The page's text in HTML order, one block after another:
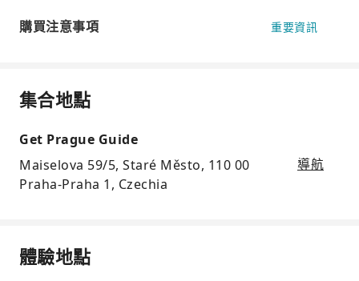
購買注意事項 重要資訊
集合地點
Get Prague Guide
Maiselova 59/5, Staré Město, 110 00
Praha-Praha 1, Czechia
導航
體驗地點